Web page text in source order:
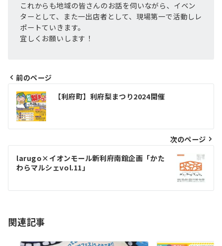
これからも地域の皆さんのお話を伺いながら、イベン
ターとして、また一出店者として、現場第一で活動しレ
ポートていきます。
宜しくお願いします！
投
稿
ナ
ビ
ゲ
ー
シ
ン
前のページ
【利府町】利府梨まつり2024開催
次のページ
larugo×イオンモール新利府南館企画「かた
わらマルシェvol.11」
関連記事